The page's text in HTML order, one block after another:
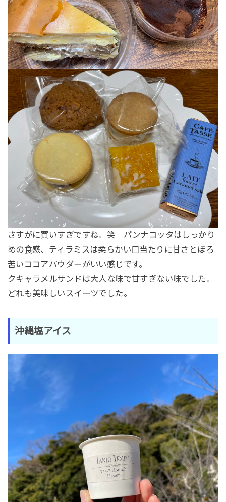
さすがに買いすぎですね。笑 パンナコッタはしっかり
めの食感、ティラミスは柔らかい口当たりに甘さとほろ
苦いココアパウダーがいい感じです。
クキャラメルサンドは大人な味で甘すぎない味でした。
どれも美味しいスイーツでした。
沖縄塩アイス